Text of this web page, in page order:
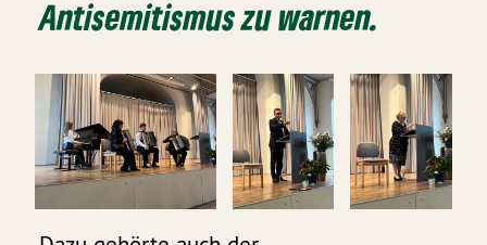
Antisemitismus zu warnen.